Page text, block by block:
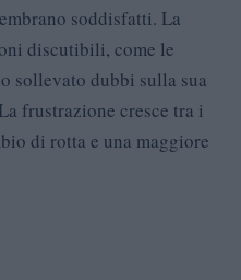
soddisfatti. La
discutibili, come le
sollevato dubbi sulla sua
frustrazione cresce tra i
di rotta e una maggiore